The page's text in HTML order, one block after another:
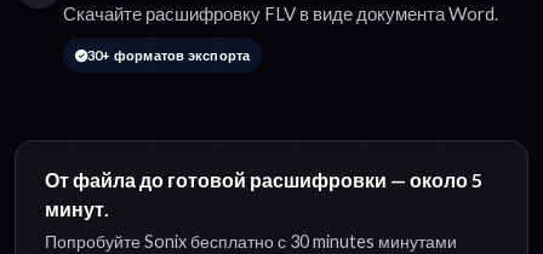
Скачайте расшифровку FLV в виде документа Word.
30+ форматов экспорта
От файла до готовой расшифровки — около 5
минут.
Попробуйте Sonix бесплатно с 30 minutes минутами